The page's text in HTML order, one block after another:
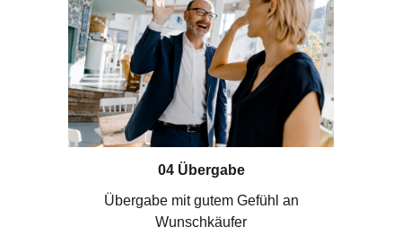
04 Übergabe
Übergabe mit gutem Gefühl an
Wunschkäufer